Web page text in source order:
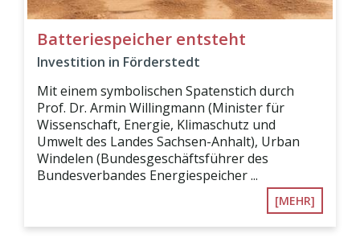
Batteriespeicher entsteht
Investition in Förderstedt
Mit einem symbolischen Spatenstich durch
Prof. Dr. Armin Willingmann (Minister für
Wissenschaft, Energie, Klimaschutz und
Umwelt des Landes Sachsen-Anhalt), Urban
Windelen (Bundesgeschäftsführer des
Bundesverbandes Energiespeicher ...
[MEHR]